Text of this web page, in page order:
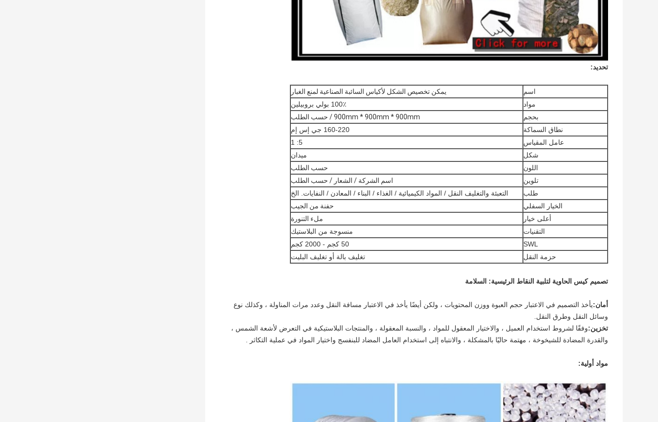
تحديد:
اسم
يمكن تخصيص الشكل لأكياس السائبة الصناعية لمنع الغبار
مواد
100٪ بولي بروبيلين
بحجم
900mm * 900mm * 900mm / حسب الطلب
نطاق السماكة
160-220 جي إس إم
عامل المقياس
5: 1
شكل
ميدان
اللون
حسب الطلب
تلوين
اسم الشركة / الشعار / حسب الطلب
طلب
التعبئة والتغليف النقل / المواد الكيميائية / الغذاء / البناء / المعادن / النفايات. الخ
الخيار السفلي
حفنة من الجيب
أعلى خيار
ملء التنورة
التقنيات
منسوجة من البلاستيك
SWL
50 كجم - 2000 كجم
حزمة النقل
تغليف بالة أو تغليف البليت
تصميم كيس الحاوية لتلبية النقاط الرئيسية: السلامة
أمان:يأخذ التصميم في الاعتبار حجم العبوة ووزن المحتويات ، ولكن أيضًا يأخذ في الاعتبار مسافة النقل وعدد مرات المناولة ، وكذلك نوع
وسائل النقل وطرق النقل.
تخزين:وفقًا لشروط استخدام العميل ، والاختيار المعقول للمواد ، والنسبة المعقولة ، والمنتجات البلاستيكية في التعرض لأشعة الشمس ،
والقدرة المضادة للشيخوخة ، مهتمة حاليًا بالمشكلة ، والانتباه إلى استخدام العامل المضاد للبنفسج واختيار المواد في عملية التكاثر .
مواد أولية: